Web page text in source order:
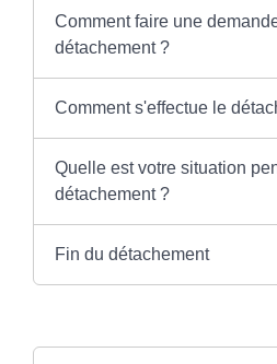
Comment faire une
détachement ?
Comment s'effectue le
Quelle est votre situation
détachement ?
Fin du détachement